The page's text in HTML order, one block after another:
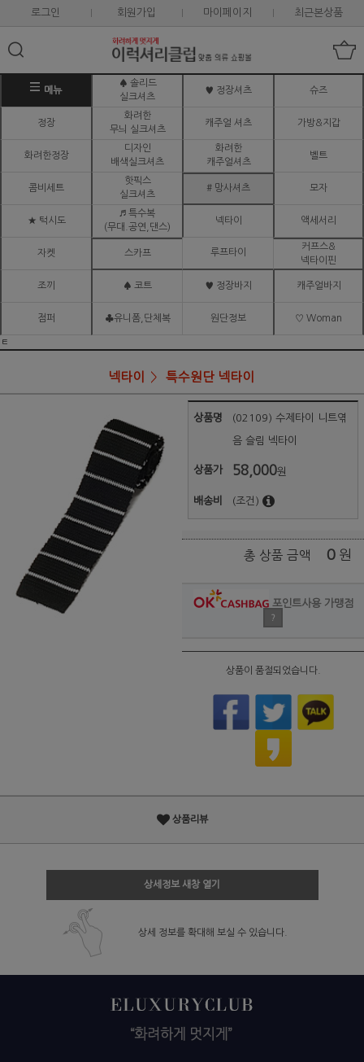
로그인 회원가입 마이페이지 최근본상품
메뉴
♠ 솔리드
실크셔츠
♥ 정장셔츠 슈즈
정장
화려한
무늬 실크셔츠
캐주얼 셔츠 가방&지갑
화려한정장
디자인
배색실크셔츠
화려한
캐주얼셔츠
벨트
콤비세트
핫픽스
실크셔츠
# 망사셔츠 모자
★ 턱시도
♬ 특수복
(무대.공연,댄스)
넥타이 액세서리
자켓 스카프 루프타이
커프스&
넥타이핀
조끼 ♠ 코트 ♥ 정장바지 캐주얼바지
점퍼 ♣유니폼,단체복 원단정보 ♡ Woman
ㅌ
넥타이 특수원단 넥타이
상품명 (02109) 수제타이 니트엮
음 슬림 넥타이
상품가 58,000원
배송비 (조건)
총 상품 금액 0 원
포인트사용 가맹점
?
상품이 품절되었습니다.
상품리뷰
상세정보 새창 열기
상세 정보를 확대해 보실 수 있습니다.